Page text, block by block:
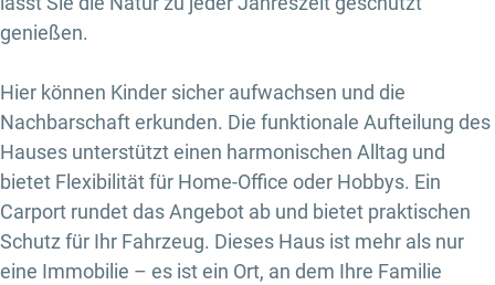
genießen.
Hier können Kinder sicher aufwachsen und die
Nachbarschaft erkunden. Die funktionale Aufteilung des
Hauses unterstützt einen harmonischen Alltag und
bietet Flexibilität für Home-Office oder Hobbys. Ein
Carport rundet das Angebot ab und bietet praktischen
Schutz für Ihr Fahrzeug. Dieses Haus ist mehr als nur
eine Immobilie – es ist ein Ort, an dem Ihre Familie